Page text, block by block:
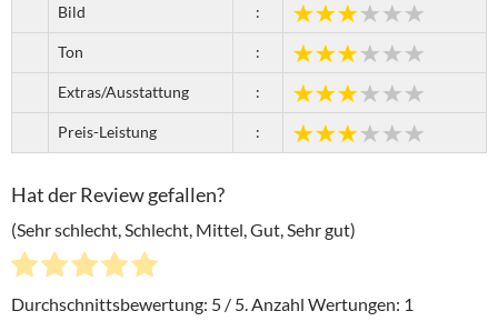
Bild :
Ton :
Extras/Ausstattung :
Preis-Leistung :
Hat der Review gefallen?
(Sehr schlecht, Schlecht, Mittel, Gut, Sehr gut)
Durchschnittsbewertung: 5 / 5. Anzahl Wertungen: 1